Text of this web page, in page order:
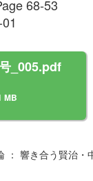
68-53
_005.pdf
MB
： 響き合う賢治・